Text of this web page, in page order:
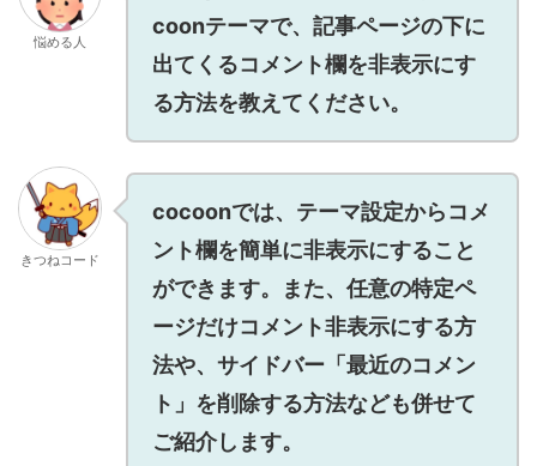
悩める人
coonテーマで、記事ページの下に
出てくるコメント欄を非表示にす
る方法を教えてください。
きつねコード
cocoonでは、テーマ設定からコメ
ント欄を簡単に非表示にすること
ができます。また、任意の特定ペ
ージだけコメント非表示にする方
法や、サイドバー「最近のコメン
ト」を削除する方法なども併せて
ご紹介します。